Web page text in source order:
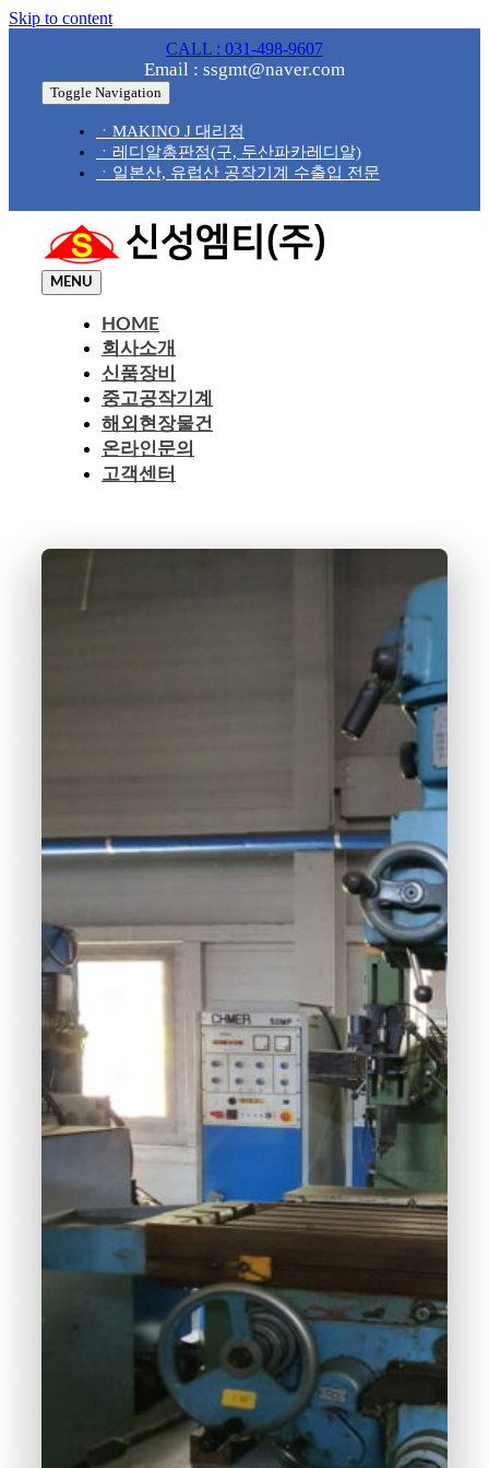
Skip to content
CALL : 031-498-9607
Email : ssgmt@naver.com
Toggle Navigation
ㆍMAKINO J 대리점
ㆍ레디알총판점(구, 두산파카레디알)
ㆍ일본산, 유럽산 공작기계 수출입 전문
MENU
HOME
회사소개
신품장비
중고공작기계
해외현장물건
온라인문의
고객센터